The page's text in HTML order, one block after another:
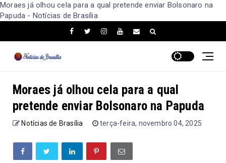
Moraes já olhou cela para a qual pretende enviar Bolsonaro na
Papuda - Notícias de Brasília
Moraes já olhou cela para a qual
pretende enviar Bolsonaro na Papuda
Notícias de Brasília terça-feira, novembro 04, 2025